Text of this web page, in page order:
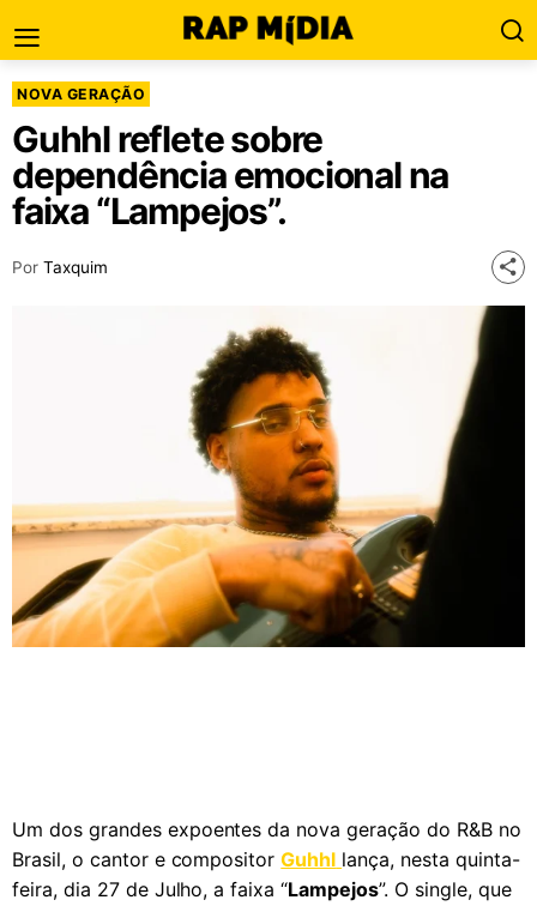
NOVA GERAÇÃO
Guhhl reflete sobre
dependência emocional na
faixa “Lampejos”.
Por Taxquim
Um dos grandes expoentes da nova geração do R&B no
Brasil, o cantor e compositorGuhhl lança, nesta quinta-
feira, dia 27 de Julho, a faixa “Lampejos”. O single, que